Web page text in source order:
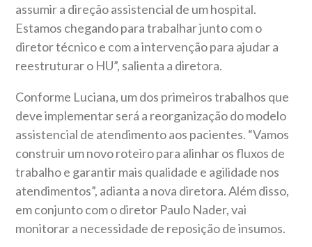
assumir a direção assistencial de um hospital.
Estamos chegando para trabalhar junto com o
diretor técnico e com a intervenção para ajudar a
reestruturar o HU”, salienta a diretora.
Conforme Luciana, um dos primeiros trabalhos que
deve implementar será a reorganização do modelo
assistencial de atendimento aos pacientes. “Vamos
construir um novo roteiro para alinhar os fluxos de
trabalho e garantir mais qualidade e agilidade nos
atendimentos”, adianta a nova diretora. Além disso,
em conjunto com o diretor Paulo Nader, vai
monitorar a necessidade de reposição de insumos.